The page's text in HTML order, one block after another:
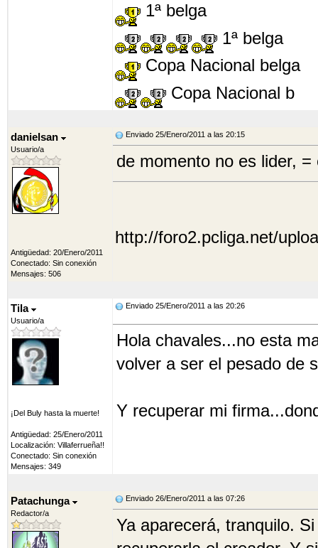
1ª belga
1ª belga
Copa Nacional belga
Copa Nacional b
danielsan
Usuario/a
Antigüedad: 20/Enero/2011
Conectado: Sin conexión
Mensajes: 506
Enviado 25/Enero/2011 a las 20:15
de momento no es lider,
http://foro2.pcliga.net/
Tila
Usuario/a
¡Del Buly hasta la muerte!
Antigüedad: 25/Enero/2011
Localización: Villaferrueña!!
Conectado: Sin conexión
Mensajes: 349
Enviado 25/Enero/2011 a las 20:26
Hola chavales...no esta
volver a ser el pesado de
Y recuperar mi
Patachunga
Redactor/a
Enviado 26/Enero/2011 a las 07:26
Ya aparecerá, tranquilo.